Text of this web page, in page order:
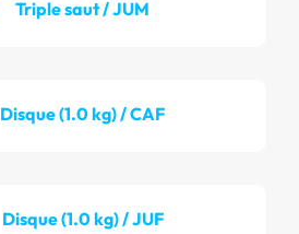
Triple saut / JUM
Disque (1.0 kg) / CAF
Disque (1.0 kg) / JUF